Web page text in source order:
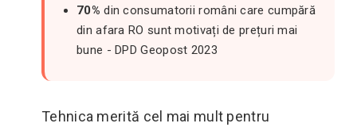
70% din consumatorii români care cumpără
din afara RO sunt motivați de prețuri mai
bune - DPD Geopost 2023
Tehnica merită cel mai mult pentru